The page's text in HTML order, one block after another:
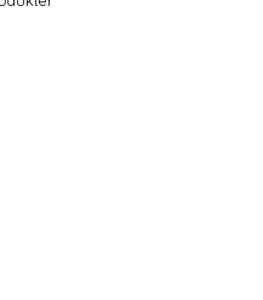
gEAR Sony Xperia L3